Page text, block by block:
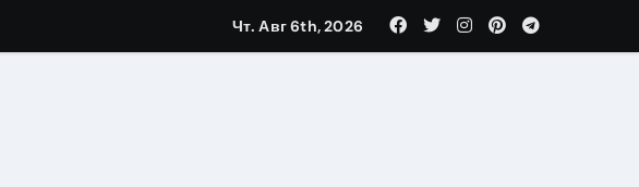
присутствия в 2026 году
по безопасности и советы по выбору
Чт. Авг 6th, 2026